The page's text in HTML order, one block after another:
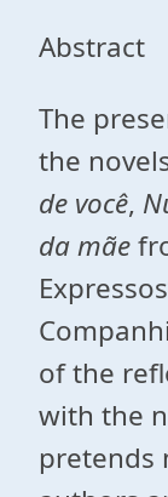
Abstract
The
the
de você,
da mãe
of the
with the
pretends